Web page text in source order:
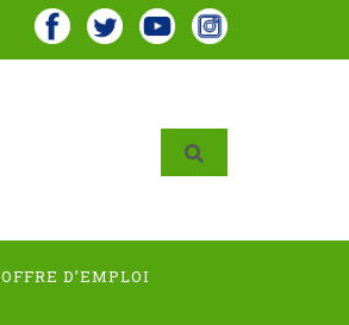
OFFRE D’EMPLOI